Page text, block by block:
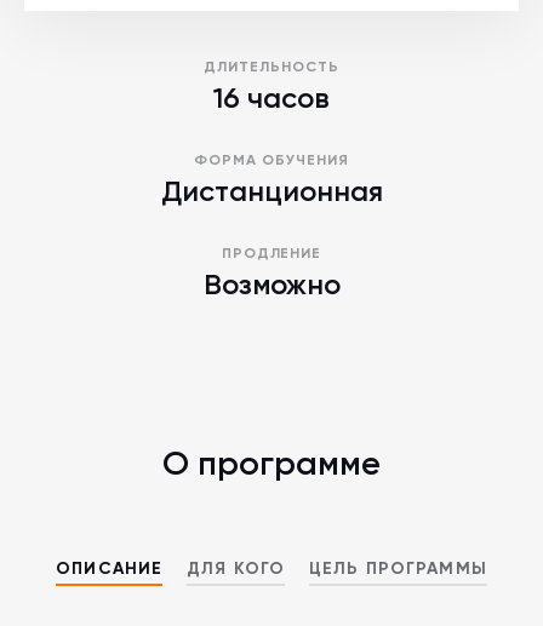
ДЛИТЕЛЬНОСТЬ
16 часов
ФОРМА ОБУЧЕНИЯ
Дистанционная
ПРОДЛЕНИЕ
Возможно
О программе
ОПИСАНИЕ ДЛЯ КОГО ЦЕЛЬ ПРОГРАММЫ